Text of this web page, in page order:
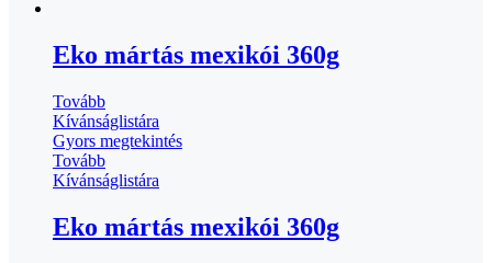
Eko mártás mexikói 360g
Tovább
Kívánságlistára
Gyors megtekintés
Tovább
Kívánságlistára
Eko mártás mexikói 360g